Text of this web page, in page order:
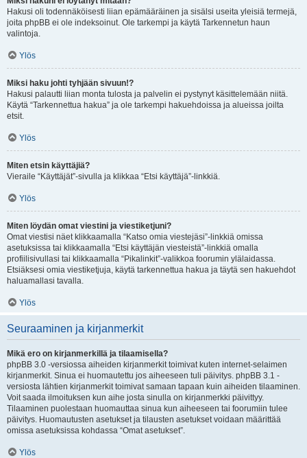
Hakusi oli todennäköisesti liian epämääräinen ja sisälsi useita yleisiä termejä,
joita phpBB ei ole indeksoinut. Ole tarkempi ja käytä Tarkennetun haun
valintoja.
Ylös
Miksi haku johti tyhjään sivuun!?
Hakusi palautti liian monta tulosta ja palvelin ei pystynyt käsittelemään niitä.
Käytä “Tarkennettua hakua” ja ole tarkempi hakuehdoissa ja alueissa joilta
etsit.
Ylös
Miten etsin käyttäjiä?
Vieraile “Käyttäjät”-sivulla ja klikkaa “Etsi käyttäjä”-linkkiä.
Ylös
Miten löydän omat viestini ja viestiketjuni?
Omat viestisi näet klikkaamalla “Katso omia viestejäsi”-linkkiä omissa
asetuksissa tai klikkaamalla “Etsi käyttäjän viesteistä”-linkkiä omalla
profiilisivullasi tai klikkaamalla “Pikalinkit”-valikkoa foorumin ylälaidassa.
Etsiäksesi omia viestiketjuja, käytä tarkennettua hakua ja täytä sen hakuehdot
haluamallasi tavalla.
Ylös
Seuraaminen ja kirjanmerkit
Mikä ero on kirjanmerkillä ja tilaamisella?
phpBB 3.0 -versiossa aiheiden kirjanmerkit toimivat kuten internet-selaimen
kirjanmerkit. Sinua ei huomautettu jos aiheeseen tuli päivitys. phpBB 3.1 -
versiosta lähtien kirjanmerkit toimivat samaan tapaan kuin aiheiden tilaaminen.
Voit saada ilmoituksen kun aihe josta sinulla on kirjanmerkki päivittyy.
Tilaaminen puolestaan huomauttaa sinua kun aiheeseen tai foorumiin tulee
päivitys. Huomautusten asetukset ja tilausten asetukset voidaan määrittää
omissa asetuksissa kohdassa “Omat asetukset”.
Ylös